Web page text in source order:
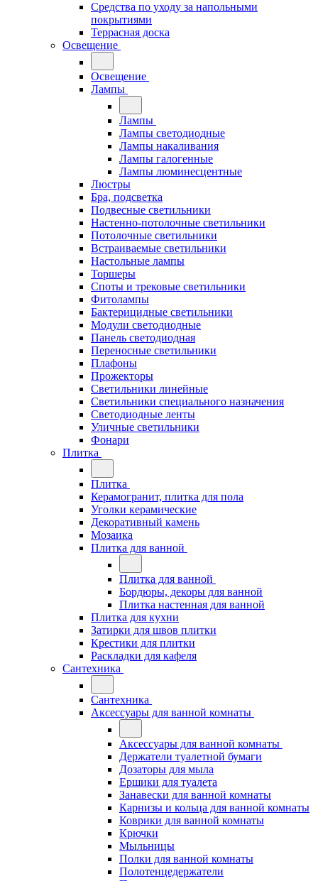
Средства по уходу за напольными
покрытиями
Террасная доска
Освещение
Освещение
Лампы
Лампы
Лампы светодиодные
Лампы накаливания
Лампы галогенные
Лампы люминесцентные
Люстры
Бра, подсветка
Подвесные светильники
Настенно-потолочные светильники
Потолочные светильники
Встраиваемые светильники
Настольные лампы
Торшеры
Споты и трековые светильники
Фитолампы
Бактерицидные светильники
Модули светодиодные
Панель светодиодная
Переносные светильники
Плафоны
Прожекторы
Светильники линейные
Светильники специального назначения
Светодиодные ленты
Уличные светильники
Фонари
Плитка
Плитка
Керамогранит, плитка для пола
Уголки керамические
Декоративный камень
Мозаика
Плитка для ванной
Плитка для ванной
Бордюры, декоры для ванной
Плитка настенная для ванной
Плитка для кухни
Затирки для швов плитки
Крестики для плитки
Раскладки для кафеля
Сантехника
Сантехника
Аксессуары для ванной комнаты
Аксессуары для ванной комнаты
Держатели туалетной бумаги
Дозаторы для мыла
Ершики для туалета
Занавески для ванной комнаты
Карнизы и кольца для ванной комнаты
Коврики для ванной комнаты
Крючки
Мыльницы
Полки для ванной комнаты
Полотенцедержатели